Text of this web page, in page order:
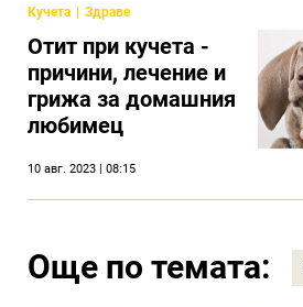
Кучета Здраве
Отит при кучета -
причини, лечение и
грижа за домашния
любимец
10 авг. 2023 | 08:15
Още по темата: